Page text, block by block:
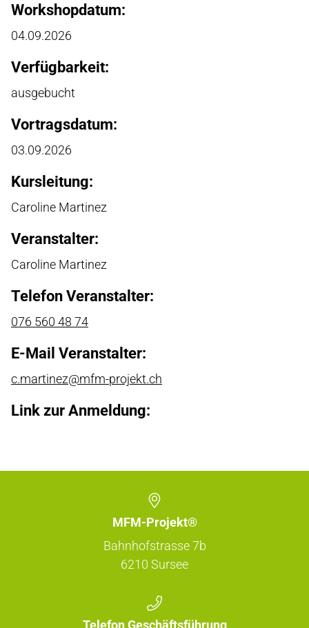
Workshopdatum:
04.09.2026
Verfügbarkeit:
ausgebucht
Vortragsdatum:
03.09.2026
Kursleitung:
Caroline Martinez
Veranstalter:
Caroline Martinez
Telefon Veranstalter:
076 560 48 74
E-Mail Veranstalter:
c.martinez@mfm-projekt.ch
Link zur Anmeldung:
MFM-Projekt®
Bahnhofstrasse 7b
6210 Sursee
Telefon Geschäftsführung